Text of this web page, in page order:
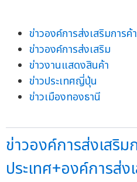
ข่าวองค์การส่งเสริมการค้
ข่าวองค์การส่งเสริม
ข่าวงานแสดงสินค้า
ข่าวประเทศญี่ปุ่น
ข่าวเมืองทองธานี
ข่าวองค์การส่งเสริม
ประเทศ+องค์การส่ง